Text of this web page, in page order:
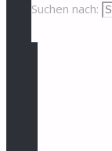
Suchen nach: